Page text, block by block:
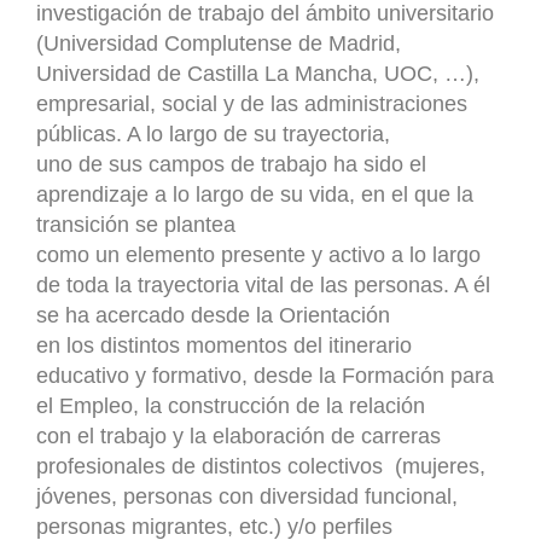
investigación de trabajo del ámbito universitario
(Universidad Complutense de Madrid,
Universidad de Castilla La Mancha, UOC, …),
empresarial, social y de las administraciones
públicas. A lo largo de su trayectoria,
uno de sus campos de trabajo ha sido el
aprendizaje a lo largo de su vida, en el que la
transición se plantea
como un elemento presente y activo a lo largo
de toda la trayectoria vital de las personas. A él
se ha acercado desde la Orientación
en los distintos momentos del itinerario
educativo y formativo, desde la Formación para
el Empleo, la construcción de la relación
con el trabajo y la elaboración de carreras
profesionales de distintos colectivos (mujeres,
jóvenes, personas con diversidad funcional,
personas migrantes, etc.) y/o perfiles